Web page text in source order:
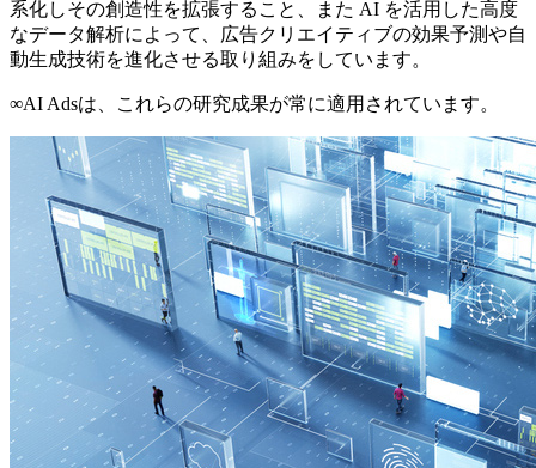
系化しその創造性を拡張すること、また AI を活用した高度
なデータ解析によって、広告クリエイティブの効果予測や自
動生成技術を進化させる取り組みをしています。
∞AI Adsは、これらの研究成果が常に適用されています。